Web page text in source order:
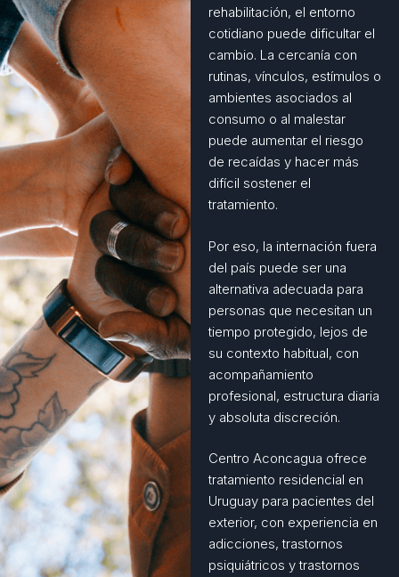
rehabilitación, el entorno
cotidiano puede dificultar el
cambio. La cercanía con
rutinas, vínculos, estímulos o
ambientes asociados al
consumo o al malestar
puede aumentar el riesgo
de recaídas y hacer más
difícil sostener el
tratamiento.
Por eso, la internación fuera
del país puede ser una
alternativa adecuada para
personas que necesitan un
tiempo protegido, lejos de
su contexto habitual, con
acompañamiento
profesional, estructura diaria
y absoluta discreción.
Centro Aconcagua ofrece
tratamiento residencial en
Uruguay para pacientes del
exterior, con experiencia en
adicciones, trastornos
psiquiátricos y trastornos